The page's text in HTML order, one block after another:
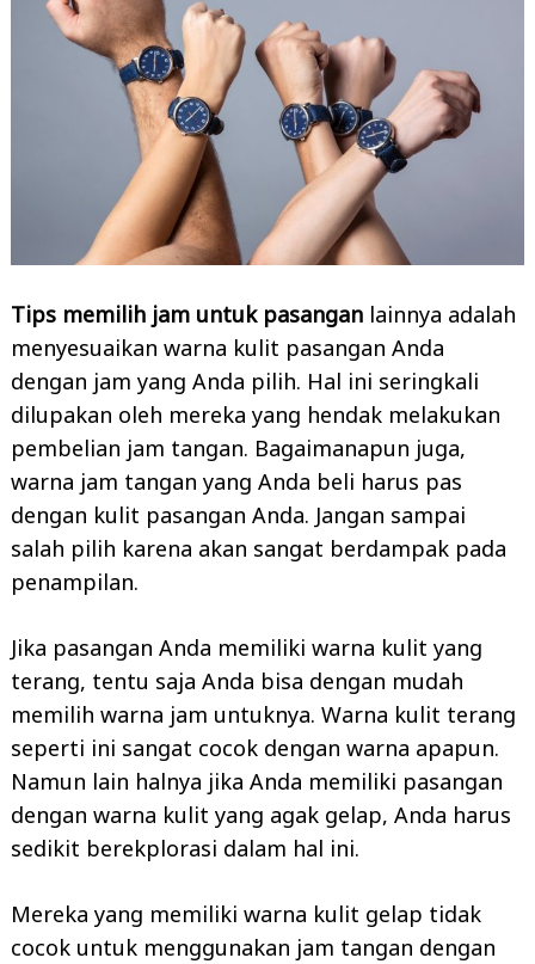
Tips memilih jam untuk pasangan lainnya adalah
menyesuaikan warna kulit pasangan Anda
dengan jam yang Anda pilih. Hal ini seringkali
dilupakan oleh mereka yang hendak melakukan
pembelian jam tangan. Bagaimanapun juga,
warna jam tangan yang Anda beli harus pas
dengan kulit pasangan Anda. Jangan sampai
salah pilih karena akan sangat berdampak pada
penampilan.
Jika pasangan Anda memiliki warna kulit yang
terang, tentu saja Anda bisa dengan mudah
memilih warna jam untuknya. Warna kulit terang
seperti ini sangat cocok dengan warna apapun.
Namun lain halnya jika Anda memiliki pasangan
dengan warna kulit yang agak gelap, Anda harus
sedikit berekplorasi dalam hal ini.
Mereka yang memiliki warna kulit gelap tidak
cocok untuk menggunakan jam tangan dengan